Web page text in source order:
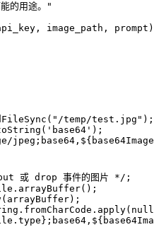
的用途。"
temp/test.jpg");
或 drop 事件的图片 */;